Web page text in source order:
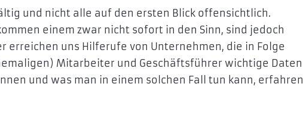
und nicht alle auf den ersten Blick offensichtlich.
einem zwar nicht sofort in den Sinn, sind jedoch
erreichen uns Hilferufe von Unternehmen, die in Folge
Mitarbeiter und Geschäftsführer wichtige Daten
und was man in einem solchen Fall tun kann, erfahren